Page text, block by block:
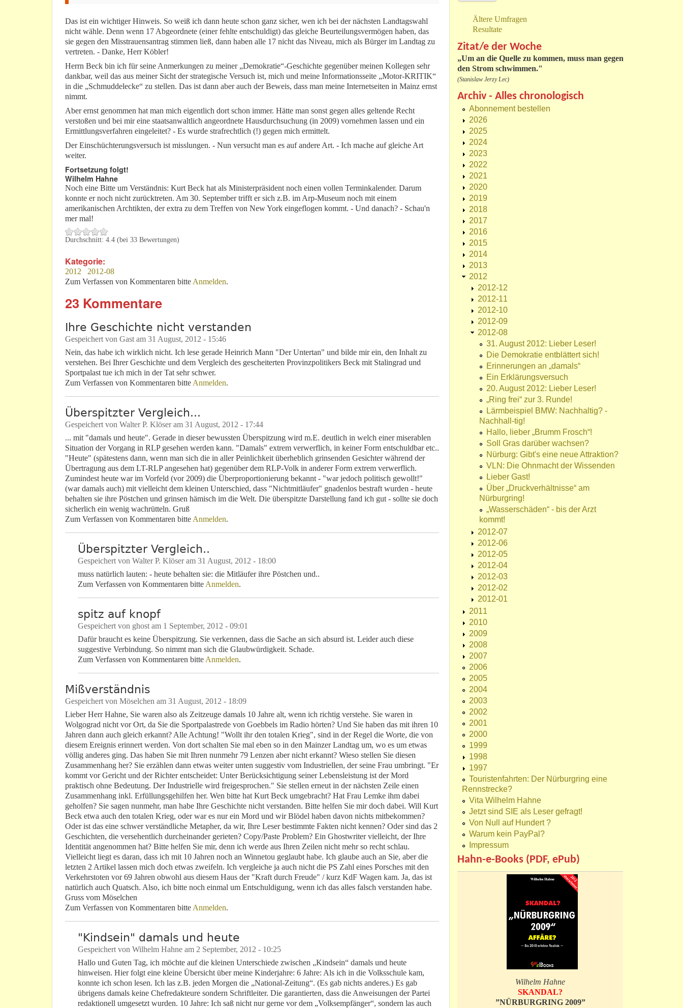
Das ist ein wichtiger Hinweis. So weiß ich dann heute schon ganz sicher, wen ich bei der nächsten Landtagswahl
nicht wähle. Denn wenn 17 Abgeordnete (einer fehlte entschuldigt) das gleiche Beurteilungsvermögen haben, das
sie gegen den Misstrauensantrag stimmen ließ, dann haben alle 17 nicht das Niveau, mich als Bürger im Landtag zu
vertreten. - Danke, Herr Köbler!
Herrn Beck bin ich für seine Anmerkungen zu meiner „Demokratie“-Geschichte gegenüber meinen Kollegen sehr
dankbar, weil das aus meiner Sicht der strategische Versuch ist, mich und meine Informationsseite „Motor-KRITIK“
in die „Schmuddelecke“ zu stellen. Das ist dann aber auch der Beweis, dass man meine Internetseiten in Mainz ernst
nimmt.
Aber ernst genommen hat man mich eigentlich dort schon immer. Hätte man sonst gegen alles geltende Recht
verstoßen und bei mir eine staatsanwaltlich angeordnete Hausdurchsuchung (in 2009) vornehmen lassen und ein
Ermittlungsverfahren eingeleitet? - Es wurde strafrechtlich (!) gegen mich ermittelt.
Der Einschüchterungsversuch ist misslungen. - Nun versucht man es auf andere Art. - Ich mache auf gleiche Art
weiter.
Fortsetzung folgt!
Wilhelm Hahne
Noch eine Bitte um Verständnis: Kurt Beck hat als Ministerpräsident noch einen vollen Terminkalender. Darum
konnte er noch nicht zurücktreten. Am 30. September trifft er sich z.B. im Arp-Museum noch mit einem
amerikanischen Archtikten, der extra zu dem Treffen von New York eingeflogen kommt. - Und danach? - Schau'n
mer mal!
Durchschnitt: 4.4 (bei 33 Bewertungen)
Kategorie:
2012
2012-08
Zum Verfassen von Kommentaren bitte Anmelden.
23 Kommentare
Ihre Geschichte nicht verstanden
Gespeichert von Gast am 31 August, 2012 - 15:46
Nein, das habe ich wirklich nicht. Ich lese gerade Heinrich Mann "Der Untertan" und bilde mir ein, den Inhalt zu
verstehen. Bei Ihrer Geschichte und dem Vergleich des gescheiterten Provinzpolitikers Beck mit Stalingrad und
Sportpalast tue ich mich in der Tat sehr schwer.
Zum Verfassen von Kommentaren bitte Anmelden.
Überspitzter Vergleich...
Gespeichert von Walter P. Klöseram 31 August, 2012 - 17:44
... mit "damals und heute". Gerade in dieser bewussten Überspitzung wird m.E. deutlich in welch einer miserablen
Situation der Vorgang in RLP gesehen werden kann. "Damals" extrem verwerflich, in keiner Form entschuldbar etc..
"Heute" (spätestens dann, wenn man sich die in aller Peinlichkeit überheblich grinsenden Gesichter während der
Übertragung aus dem LT-RLP angesehen hat) gegenüber dem RLP-Volk in anderer Form extrem verwerflich.
Zumindest heute war im Vorfeld (vor 2009) die Überproportionierung bekannt - "war jedoch politisch gewollt!"
(war damals auch) mit vielleicht dem kleinen Unterschied, dass "Nichtmitläufer" gnadenlos bestraft wurden - heute
behalten sie ihre Pöstchen und grinsen hämisch im die Welt. Die überspitzte Darstellung fand ich gut - sollte sie doch
sicherlich ein wenig wachrütteln. Gruß
Zum Verfassen von Kommentaren bitte Anmelden.
Überspitzter Vergleich..
Gespeichert von Walter P. Klöseram 31 August, 2012 - 18:00
muss natürlich lauten: - heute behalten sie: die Mitläufer ihre Pöstchen und..
Zum Verfassen von Kommentaren bitte Anmelden.
spitz auf knopf
Gespeichert von ghost am 1 September, 2012 - 09:01
Dafür braucht es keine Überspitzung. Sie verkennen, dass die Sache an sich absurd ist. Leider auch diese
suggestive Verbindung. So nimmt man sich die Glaubwürdigkeit. Schade.
Zum Verfassen von Kommentaren bitte Anmelden.
Mißverständnis
Gespeichert von Möselchen am 31 August, 2012 - 18:09
Lieber Herr Hahne, Sie waren also als Zeitzeuge damals 10 Jahre alt, wenn ich richtig verstehe. Sie waren in
Wolgograd nicht vor Ort, da Sie die Sportpalastrede von Goebbels im Radio hörten? Und Sie haben das mit ihren 10
Jahren dann auch gleich erkannt? Alle Achtung! "Wollt ihr den totalen Krieg", sind in der Regel die Worte, die von
diesem Ereignis erinnert werden. Von dort schalten Sie mal eben so in den Mainzer Landtag um, wo es um etwas
völlig anderes ging. Das haben Sie mit Ihren nunmehr 79 Lenzen aber nicht erkannt? Wieso stellen Sie diesen
Zusammenhang her? Sie erzählen dann etwas weiter unten suggestiv vom Industriellen, der seine Frau umbringt. "Er
kommt vor Gericht und der Richter entscheidet: Unter Berücksichtigung seiner Lebensleistung ist der Mord
praktisch ohne Bedeutung. Der Industrielle wird freigesprochen." Sie stellen erneut in der nächsten Zeile einen
Zusammenhang inkl. Erfüllungsgehilfen her. Wen bitte hat Kurt Beck umgebracht? Hat Frau Lemke ihm dabei
geholfen? Sie sagen nunmehr, man habe Ihre Geschichte nicht verstanden. Bitte helfen Sie mir doch dabei. Will Kurt
Beck etwa auch den totalen Krieg, oder war es nur ein Mord und wir Blödel haben davon nichts mitbekommen?
Oder ist das eine schwer verständliche Metapher, da wir, Ihre Leser bestimmte Fakten nicht kennen? Oder sind das 2
Geschichten, die versehentlich durcheinander gerieten? Copy/Paste Problem? Ein Ghostwriter vielleicht, der Ihre
Identität angenommen hat? Bitte helfen Sie mir, denn ich werde aus Ihren Zeilen nicht mehr so recht schlau.
Vielleicht liegt es daran, dass ich mit 10 Jahren noch an Winnetou geglaubt habe. Ich glaube auch an Sie, aber die
letzten 2 Artikel lassen mich doch etwas zweifeln. Ich vergleiche ja auch nicht die PS Zahl eines Porsches mit den
Verkehrstoten vor 69 Jahren obwohl aus diesem Haus der "Kraft durch Freude" / kurz KdF Wagen kam. Ja, das ist
natürlich auch Quatsch. Also, ich bitte noch einmal um Entschuldigung, wenn ich das alles falsch verstanden habe.
Gruss vom Möselchen
Zum Verfassen von Kommentaren bitte Anmelden.
"Kindsein" damals und heute
Gespeichert von Wilhelm Hahne am 2 September, 2012 - 10:25
Hallo und Guten Tag, ich möchte auf die kleinen Unterschiede zwischen „Kindsein“ damals und heute
hinweisen. Hier folgt eine kleine Übersicht über meine Kinderjahre: 6 Jahre: Als ich in die Volksschule kam,
konnte ich schon lesen. Ich las z.B. jeden Morgen die „National-Zeitung“. (Es gab nichts anderes.) Es gab
übrigens damals keine Chefredakteure sondern Schriftleiter. Die garantierten, dass die Anweisungen der Partei
redaktionell umgesetzt wurden. 10 Jahre: Ich saß nicht nur gerne vor dem „Volksempfänger“, sondern las auch
Ältere Umfragen
Resultate
Zitat/e der Woche
„Um an die Quelle zu kommen, muss man gegen
den Strom schwimmen."
(Stanislaw Jerzy Lec)
Archiv - Alles chronologisch
Abonnement bestellen
2026
2025
2024
2023
2022
2021
2020
2019
2018
2017
2016
2015
2014
2013
2012
2012-12
2012-11
2012-10
2012-09
2012-08
31. August 2012: Lieber Leser!
Die Demokratie entblättert sich!
Erinnerungen an „damals“
Ein Erklärungsversuch
20. August 2012: Lieber Leser!
„Ring frei“ zur 3. Runde!
Lärmbeispiel BMW: Nachhaltig? -
Nachhall-tig!
Hallo, lieber „Brumm Frosch“!
Soll Gras darüber wachsen?
Nürburg: Gibt's eine neue Attraktion?
VLN: Die Ohnmacht der Wissenden
Lieber Gast!
Über „Druckverhältnisse“ am
Nürburgring!
„Wasserschäden“ - bis der Arzt
kommt!
2012-07
2012-06
2012-05
2012-04
2012-03
2012-02
2012-01
2011
2010
2009
2008
2007
2006
2005
2004
2003
2002
2001
2000
1999
1998
1997
Touristenfahrten: Der Nürburgring eine
Rennstrecke?
Vita Wilhelm Hahne
Jetzt sind SIE als Leser gefragt!
Von Null auf Hundert ?
Warum kein PayPal?
Impressum
Hahn-e-Books (PDF, ePub)
Wilhelm Hahne
SKANDAL?
”NÜRBURGRING 2009”